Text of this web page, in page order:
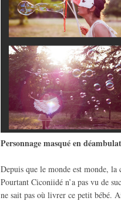
Personnage masqué en
Depuis que le monde est monde, la
Pourtant Ciconiidé n’a pas vu de
ne sait pas où livrer ce petit bébé.